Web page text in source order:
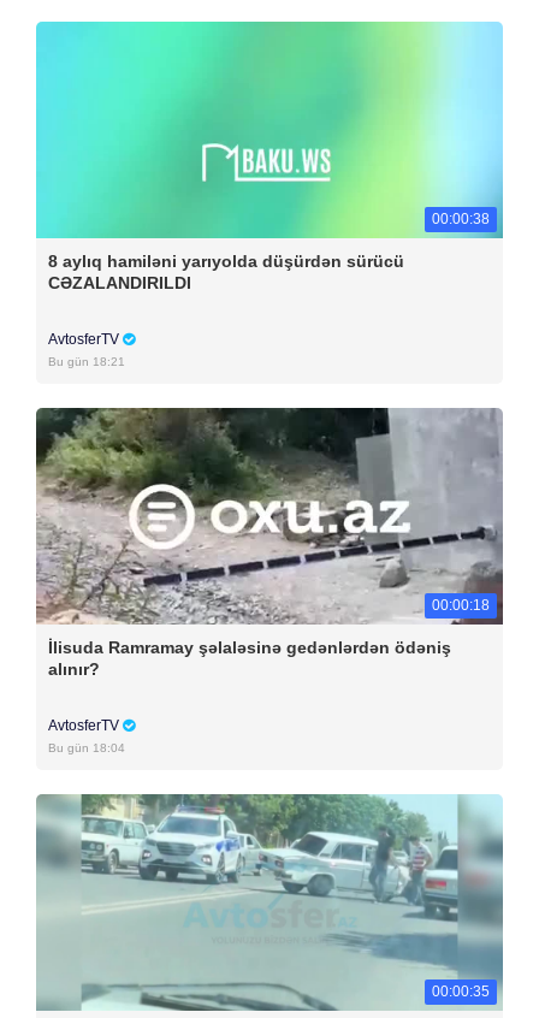
00:00:38
8 aylıq hamiləni yarıyolda düşürdən sürücü
CƏZALANDIRILDI
AvtosferTV
Bu gün 18:21
00:00:18
İlisuda Ramramay şəlaləsinə gedənlərdən ödəniş
alınır?
AvtosferTV
Bu gün 18:04
00:00:35